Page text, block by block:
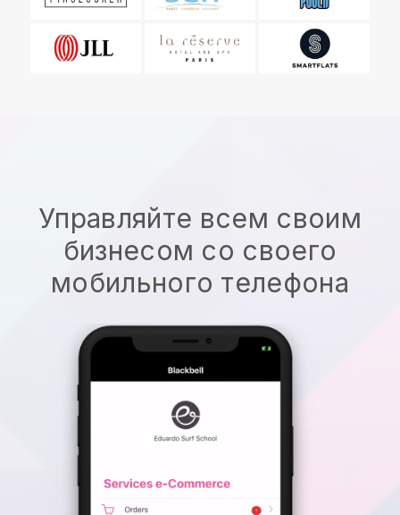
Управляйте всем своим
бизнесом со своего
мобильного телефона